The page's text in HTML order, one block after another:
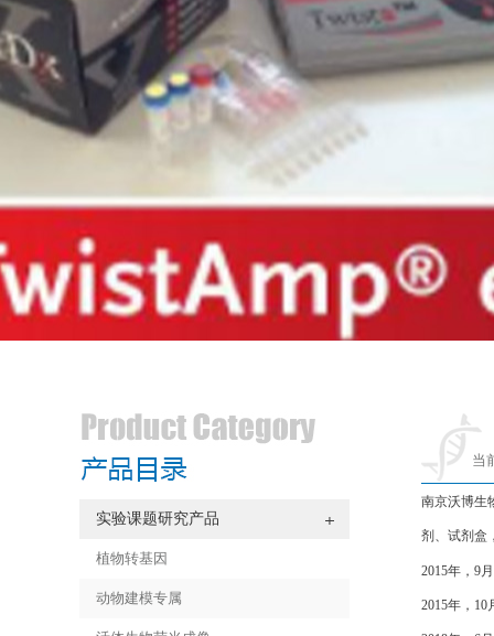
实验课题研究产品
植物转基因
动物建模专属
当
南京沃博生
剂、试剂盒
2015年，9
2015年，